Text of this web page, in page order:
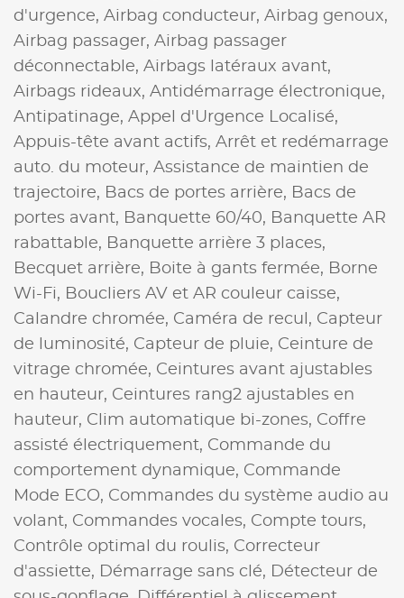
d'urgence, Airbag conducteur, Airbag genoux,
Airbag passager, Airbag passager
déconnectable, Airbags latéraux avant,
Airbags rideaux, Antidémarrage électronique,
Antipatinage, Appel d'Urgence Localisé,
Appuis-tête avant actifs, Arrêt et redémarrage
auto. du moteur, Assistance de maintien de
trajectoire, Bacs de portes arrière, Bacs de
portes avant, Banquette 60/40, Banquette AR
rabattable, Banquette arrière 3 places,
Becquet arrière, Boite à gants fermée, Borne
Wi-Fi, Boucliers AV et AR couleur caisse,
Calandre chromée, Caméra de recul, Capteur
de luminosité, Capteur de pluie, Ceinture de
vitrage chromée, Ceintures avant ajustables
en hauteur, Ceintures rang2 ajustables en
hauteur, Clim automatique bi-zones, Coffre
assisté électriquement, Commande du
comportement dynamique, Commande
Mode ECO, Commandes du système audio au
volant, Commandes vocales, Compte tours,
Contrôle optimal du roulis, Correcteur
d'assiette,
Démarrage sans clé,
Détecteur de